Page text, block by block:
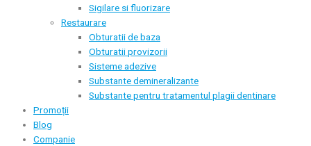
Sigilare si fluorizare
Restaurare
Obturatii de baza
Obturatii provizorii
Sisteme adezive
Substante demineralizante
Substante pentru tratamentul plagii dentinare
Promoții
Blog
Companie